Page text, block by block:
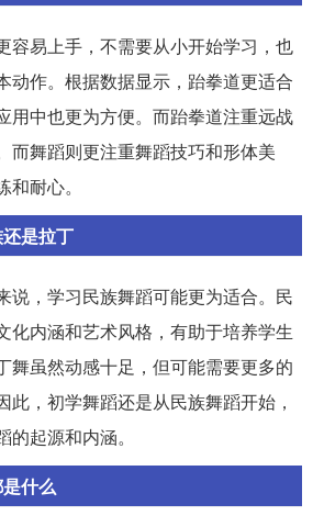
容易上手，不需要从小开始学习，也
动作。根据数据显示，跆拳道更适合
用中也更为方便。而跆拳道注重远战
而舞蹈则更注重舞蹈技巧和形体美
耐心。
是拉丁
说，学习民族舞蹈可能更为适合。民
化内涵和艺术风格，有助于培养学生
舞虽然动感十足，但可能需要更多的
此，初学舞蹈还是从民族舞蹈开始，
起源和内涵。
什么